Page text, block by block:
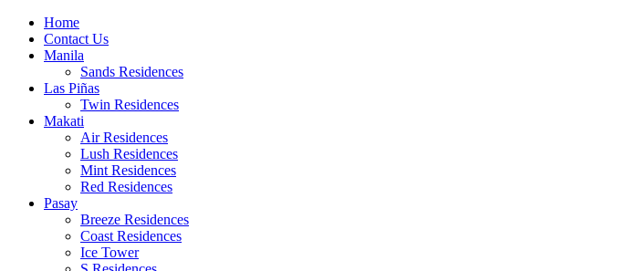
Home
Contact Us
Manila
Sands Residences
Las Piñas
Twin Residences
Makati
Air Residences
Lush Residences
Mint Residences
Red Residences
Pasay
Breeze Residences
Coast Residences
Ice Tower